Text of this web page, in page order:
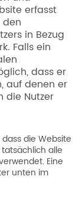
erfasst
in Bezug
Falls ein
dass er
auf denen er
die Nutzer
die Website
alle
Eine
unten im